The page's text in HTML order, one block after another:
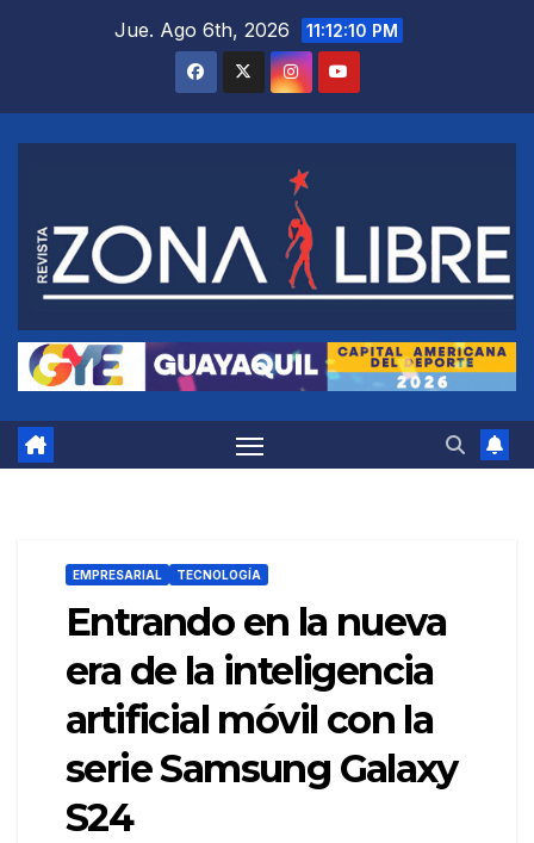
Jue. Ago 6th, 2026 11:12:11 PM
EMPRESARIAL TECNOLOGÍA
Entrando en la nueva
era de la inteligencia
artificial móvil con la
serie Samsung Galaxy
S24